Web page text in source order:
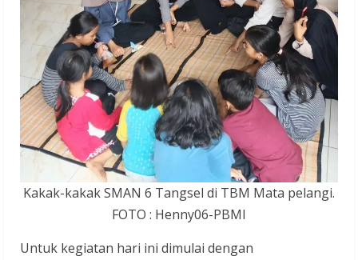
Kakak-kakak SMAN 6 Tangsel di TBM Mata pelangi.
FOTO : Henny06-PBMI
Untuk kegiatan hari ini dimulai dengan